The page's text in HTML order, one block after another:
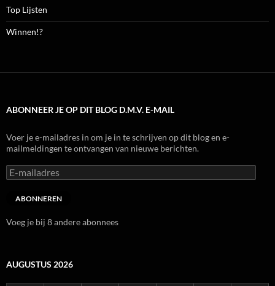
Top Lijsten
Winnen!?
ABONNEER JE OP DIT BLOG D.M.V. E-MAIL
Voer je e-mailadres in om je in te schrijven op dit blog en e-
mailmeldingen te ontvangen van nieuwe berichten.
E-
mailadres
ABONNEREN
Voeg je bij 8 andere abonnees
AUGUSTUS 2026